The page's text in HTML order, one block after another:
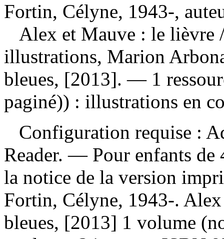
Fortin, Célyne, 1943-,
Alex et Mauve : le lièvre
illustrations, Marion
bleues, [2013]. — 1
paginé)) : illustrations en
Configuration requise :
Reader. — Pour enfants
la notice de la version
Fortin, Célyne, 1943-.
bleues, [2013] 1 volume